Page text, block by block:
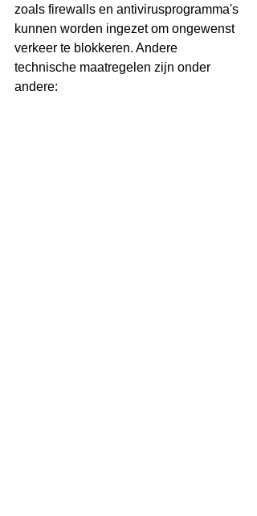
zoals firewalls en antivirusprogramma's
kunnen worden ingezet om ongewenst
verkeer te blokkeren. Andere
technische maatregelen zijn onder
andere: